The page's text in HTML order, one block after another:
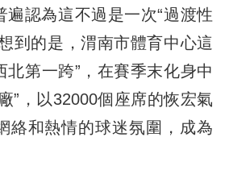
遍認為這不過是一次“過渡性
到的是，渭南市體育中心這
北第一跨”，在賽季末化身中
”，以32000個座席的恢宏氣
絡和熱情的球迷氛圍，成為